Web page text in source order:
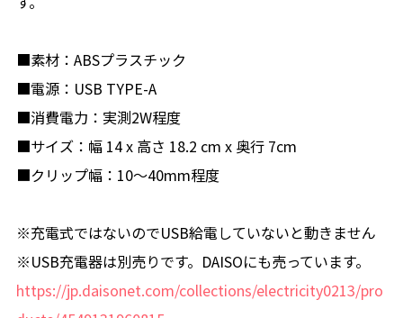
■素材：ABSプラスチック
■電源：USB TYPE-A
■消費電力：実測2W程度
■サイズ：幅 14 x 高さ 18.2 cm x 奥行 7cm
■クリップ幅：10～40mm程度
※充電式ではないのでUSB給電していないと動きません
※USB充電器は別売りです。DAISOにも売っています。
https://jp.daisonet.com/collections/electricity0213/pro